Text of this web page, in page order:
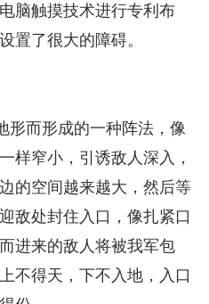
脑触摸技术进行专利布
置了很大的障碍。
而形成的一种阵法，像
样窄小，引诱敌人深入，
的空间越来越大，然后等
敌处封住入口，像扎紧口
进来的敌人将被我军包
不得天，下不入地，入口